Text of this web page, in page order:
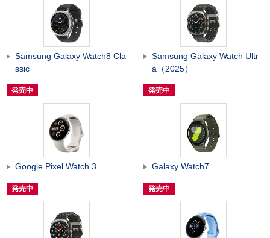
Samsung Galaxy Watch8 Cla
ssic
発売中
Samsung Galaxy Watch Ultr
a（2025）
発売中
Google Pixel Watch 3
発売中
Galaxy Watch7
発売中